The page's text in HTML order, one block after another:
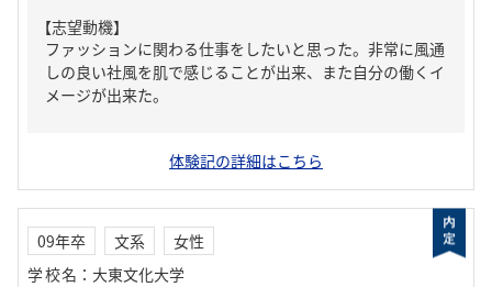
【志望動機】
ファッションに関わる仕事をしたいと思った。非常に風通
しの良い社風を肌で感じることが出来、また自分の働くイ
メージが出来た。
体験記の詳細はこちら
09年卒 文系
女性
学校名 ： 大東文化大学